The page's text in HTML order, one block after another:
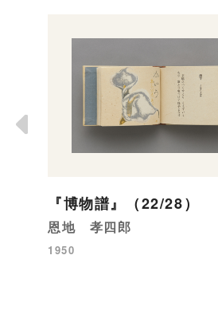
『博物譜』（22/28）
恩地 孝四郎
1950